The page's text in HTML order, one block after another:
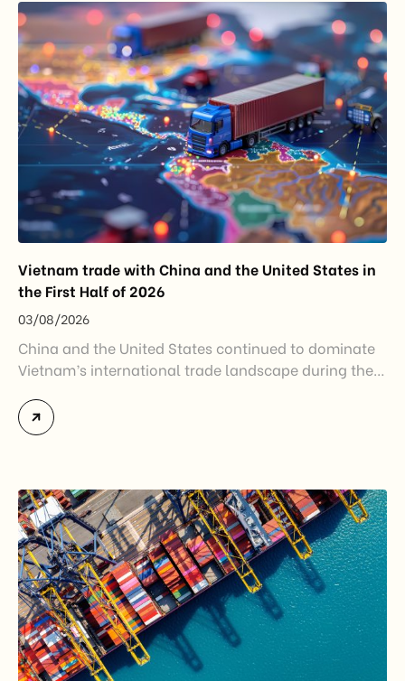
disruptions after […]
Vietnam trade with China and the United States in
the First Half of 2026
03/08/2026
China and the United States continued to dominate
Vietnam’s international trade landscape during the
accounted for more than half of Vietnam’s total
import-export turnover, highlighting their strategic
China remained Vietnam’s largest trading partner
and […]